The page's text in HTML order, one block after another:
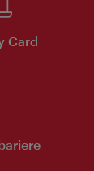
Card